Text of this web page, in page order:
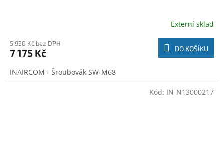
Externí sklad
5 930 Kč bez DPH
7 175 Kč DO KOŠÍKU
INAIRCOM - Šroubovák SW-M68
Kód: IN-N13000217